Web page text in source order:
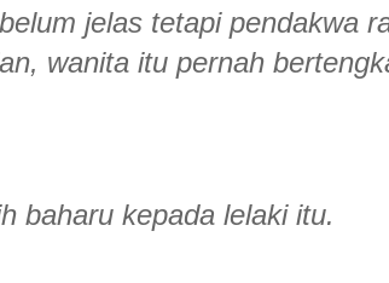
jelas tetapi pendakwa
wanita itu pernah
baharu kepada lelaki itu.